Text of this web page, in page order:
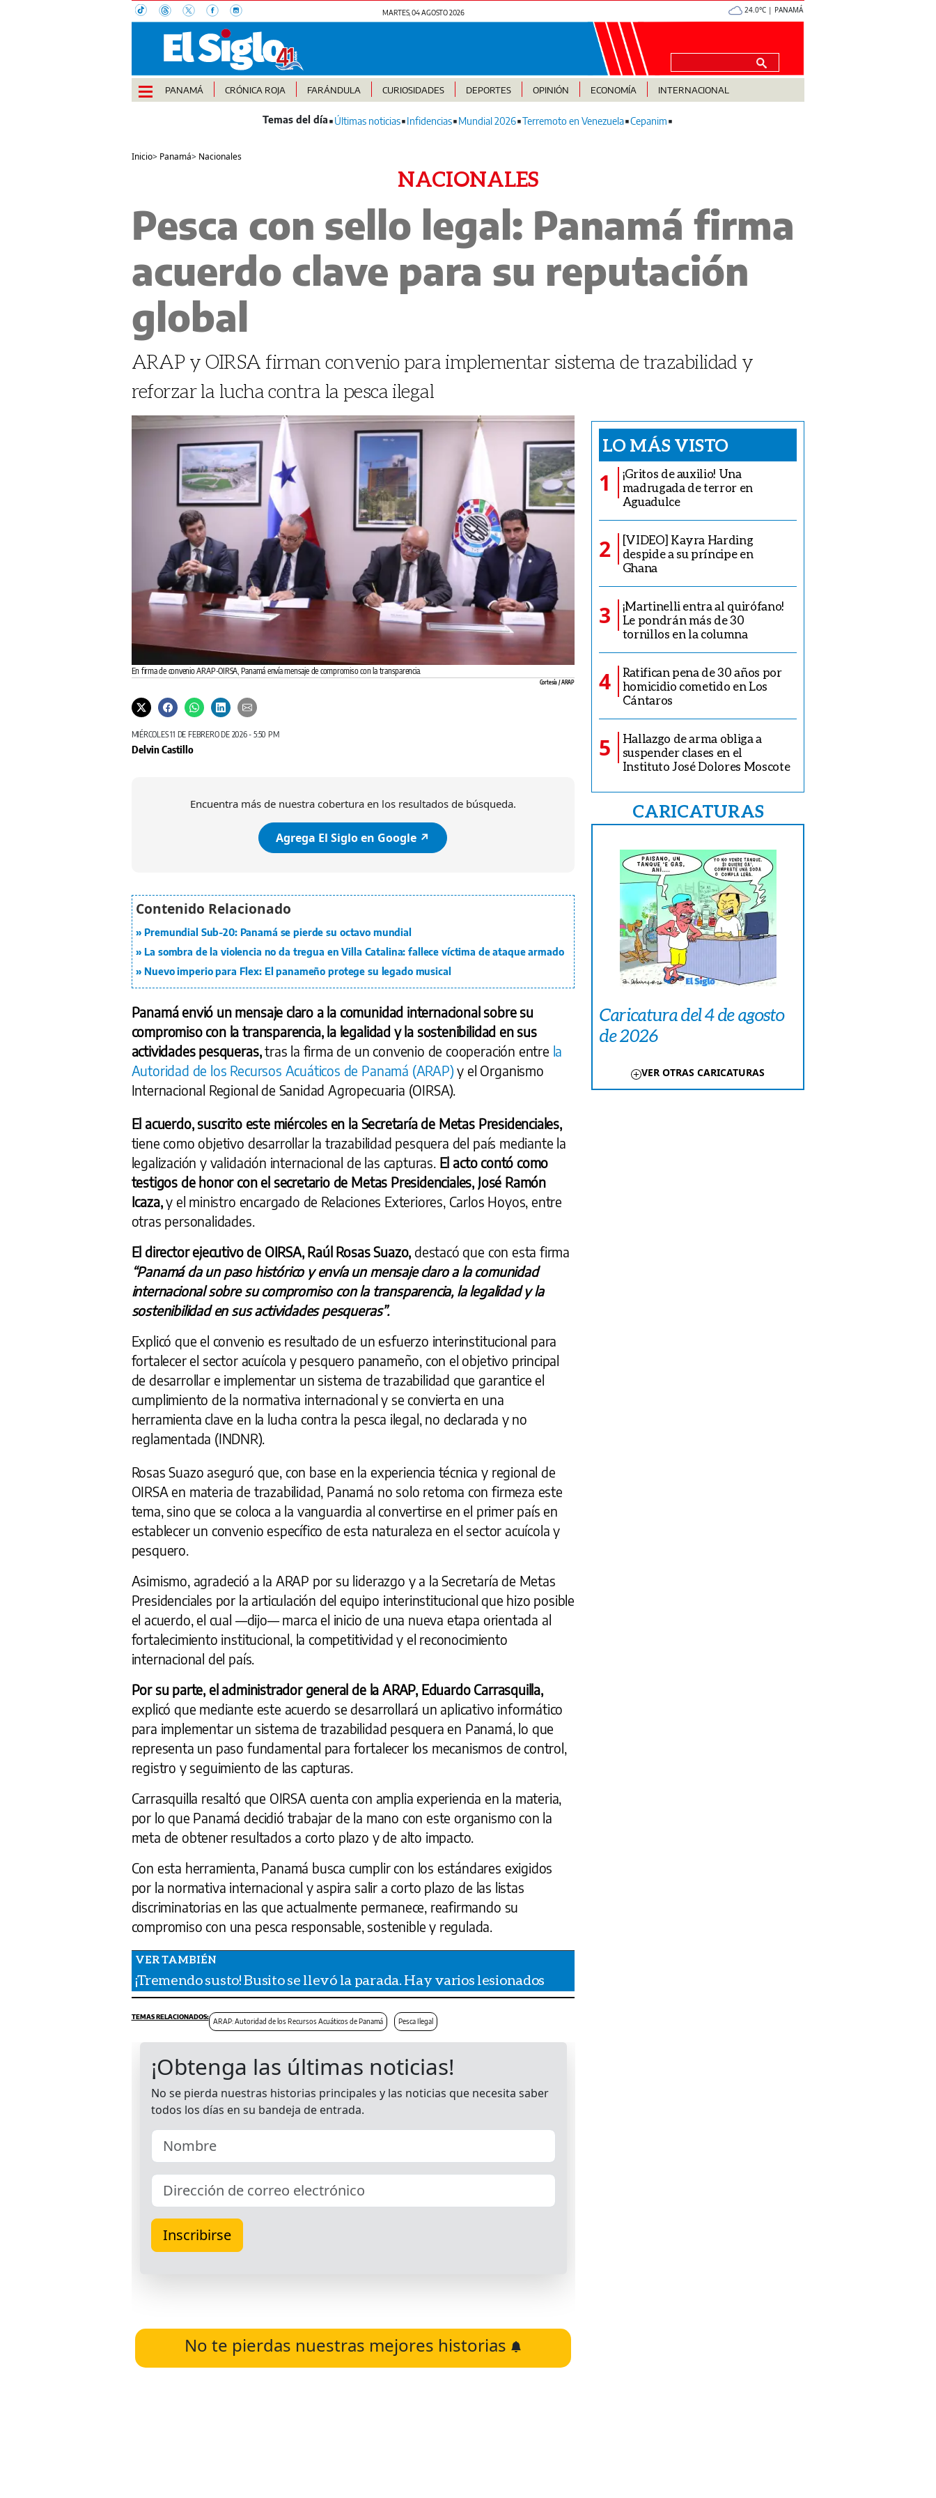
MARTES, 04 AGOSTO 2026 24.0°C | PANAMÁ
PANAMÁ CRÓNICA ROJA FARÁNDULA CURIOSIDADES DEPORTES OPINIÓN ECONOMÍA INTERNACIONAL
Últimas noticias Infidencias Mundial 2026 Terremoto en Venezuela Cepanim
Inicio> Panamá> Nacionales
NACIONALES
Pesca con sello legal: Panamá firma
acuerdo clave para su reputación
global
ARAP y OIRSA firman convenio para implementar sistema de trazabilidad y
reforzar la lucha contra la pesca ilegal
En firma de convenio ARAP-OIRSA, Panamá envía mensaje de compromiso con la transparencia.
Cortesía / ARAP
MIÉRCOLES 11 DE FEBRERO DE 2026 - 5:50 PM
Delvin Castillo
Encuentra más de nuestra cobertura en los resultados de búsqueda.
Agrega El Siglo en Google ↗️
Premundial Sub-20: Panamá se pierde su octavo mundial
La sombra de la violencia no da tregua en Villa Catalina: fallece víctima de ataque armado
Nuevo imperio para Flex: El panameño protege su legado musical
Panamá envió un mensaje claro a la comunidad internacional sobre su
compromiso con la transparencia, la legalidad y la sostenibilidad en sus
actividades pesqueras,tras la firma de un convenio de cooperación entre la
Autoridad de los Recursos Acuáticos de Panamá (ARAP) y el Organismo
Internacional Regional de Sanidad Agropecuaria (OIRSA).
El acuerdo, suscrito este miércoles en la Secretaría de Metas Presidenciales,
tiene como objetivo desarrollar la trazabilidad pesquera del país mediante la
legalización y validación internacional de las capturas. El acto contó como
testigos de honor con el secretario de Metas Presidenciales, José Ramón
Icaza,y el ministro encargado de Relaciones Exteriores, Carlos Hoyos, entre
otras personalidades.
El director ejecutivo de OIRSA, Raúl Rosas Suazo, destacó que con esta firma
“Panamá da un paso histórico y envía un mensaje claro a la comunidad
internacional sobre su compromiso con la transparencia, la legalidad y la
sostenibilidad en sus actividades pesqueras”.
Explicó que el convenio es resultado de un esfuerzo interinstitucional para
fortalecer el sector acuícola y pesquero panameño, con el objetivo principal
de desarrollar e implementar un sistema de trazabilidad que garantice el
cumplimiento de la normativa internacional y se convierta en una
herramienta clave en la lucha contra la pesca ilegal, no declarada y no
reglamentada (INDNR).
Rosas Suazo aseguró que, con base en la experiencia técnica y regional de
OIRSA en materia de trazabilidad, Panamá no solo retoma con firmeza este
tema, sino que se coloca a la vanguardia al convertirse en el primer país en
establecer un convenio específico de esta naturaleza en el sector acuícola y
pesquero.
Asimismo, agradeció a la ARAP por su liderazgo y a la Secretaría de Metas
Presidenciales por la articulación del equipo interinstitucional que hizo posible
el acuerdo, el cual —dijo— marca el inicio de una nueva etapa orientada al
fortalecimiento institucional, la competitividad y el reconocimiento
internacional del país.
Por su parte, el administrador general de la ARAP, Eduardo Carrasquilla,
explicó que mediante este acuerdo se desarrollará un aplicativo informático
para implementar un sistema de trazabilidad pesquera en Panamá, lo que
representa un paso fundamental para fortalecer los mecanismos de control,
registro y seguimiento de las capturas.
Carrasquilla resaltó que OIRSA cuenta con amplia experiencia en la materia,
por lo que Panamá decidió trabajar de la mano con este organismo con la
meta de obtener resultados a corto plazo y de alto impacto.
Con esta herramienta, Panamá busca cumplir con los estándares exigidos
por la normativa internacional y aspira salir a corto plazo de las listas
discriminatorias en las que actualmente permanece, reafirmando su
compromiso con una pesca responsable, sostenible y regulada.
¡Tremendo susto! Busito se llevó la parada. Hay varios lesionados
ARAP: Autoridad de los Recursos Acuáticos de Panamá Pesca Ilegal
No te pierdas nuestras mejores historias
LO MÁS VISTO
1
¡Gritos de auxilio! Una
madrugada de terror en
Aguadulce
2
[VIDEO] Kayra Harding
despide a su príncipe en
Ghana
3
¡Martinelli entra al quirófano!
Le pondrán más de 30
tornillos en la columna
4
Ratifican pena de 30 años por
homicidio cometido en Los
Cántaros
5
Hallazgo de arma obliga a
suspender clases en el
Instituto José Dolores Moscote
CARICATURAS
Caricatura del 4 de agosto
de 2026
VER OTRAS CARICATURAS